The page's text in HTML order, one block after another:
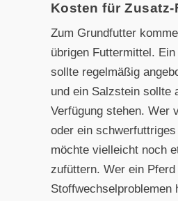
Kosten für Zusatz-
Zum Grundfutter
übrigen Futtermittel.
sollte regelmäßig
und ein Salzstein sollte
Verfügung stehen. Wer
oder ein
möchte vielleicht noch
zufüttern. Wer ein
Stoffwechselproblemen